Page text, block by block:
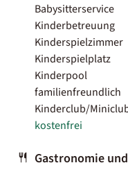
Babysitterservice
Kinderbetreuung
Kinderspielzimmer
Kinderspielplatz
Kinderpool
familienfreundlich
Kinderclub/
kostenfrei
Gastronomie